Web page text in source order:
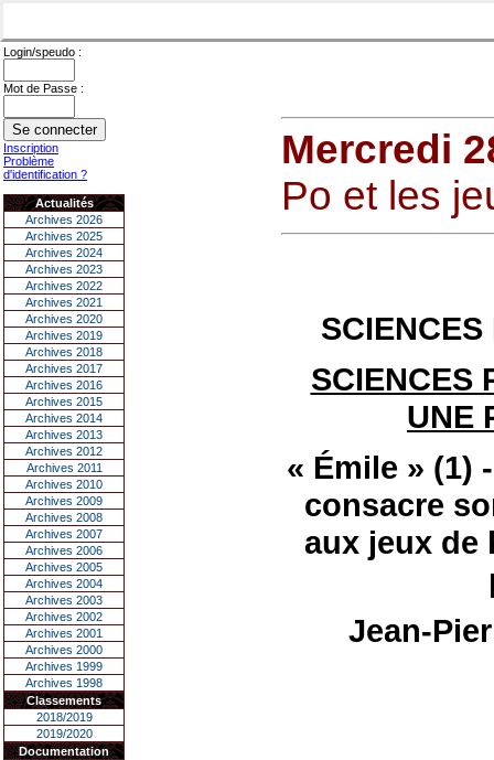
Login/speudo :
Mot de Passe :
Inscription
Problème
d'identification ?
Actualités
Archives 2026
Archives 2025
Archives 2024
Archives 2023
Archives 2022
Archives 2021
Archives 2020
Archives 2019
Archives 2018
Archives 2017
Archives 2016
Archives 2015
Archives 2014
Archives 2013
Archives 2012
Archives 2011
Archives 2010
Archives 2009
Archives 2008
Archives 2007
Archives 2006
Archives 2005
Archives 2004
Archives 2003
Archives 2002
Archives 2001
Archives 2000
Archives 1999
Archives 1998
Classements
2018/2019
2019/2020
Documentation
Mercredi
Po et les
SCIENCES
SCIENCES
UNE
« Émile » (1)
consacre
aux jeux de
Jean-